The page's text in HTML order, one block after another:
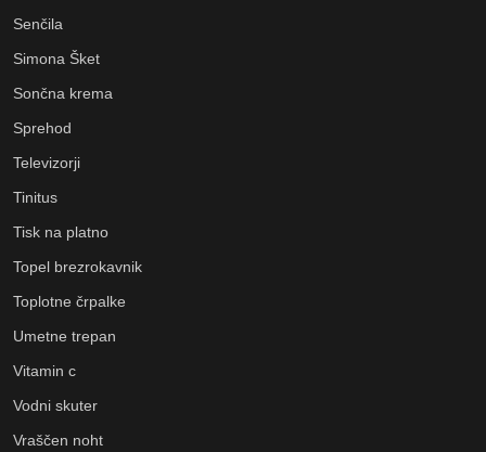
Senčila
Simona Šket
Sončna krema
Sprehod
Televizorji
Tinitus
Tisk na platno
Topel brezrokavnik
Toplotne črpalke
Umetne trepan
Vitamin c
Vodni skuter
Vraščen noht